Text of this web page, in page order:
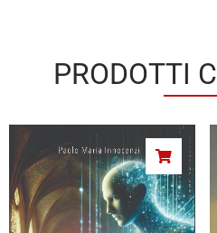
PRODOTTI